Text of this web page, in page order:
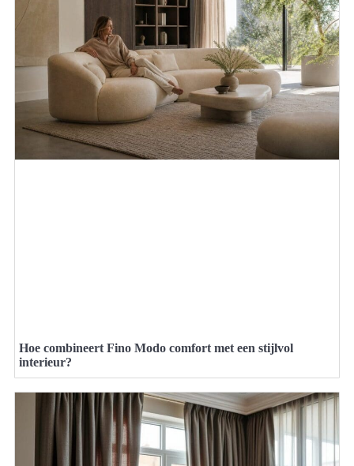
Hoe combineert Fino Modo comfort met een stijlvol
interieur?